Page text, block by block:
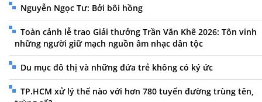
Nguyễn Ngọc Tư: Bởi bôi hồng
Toàn cảnh lễ trao Giải thưởng Trần Văn Khê 2026: Tôn vinh
những người giữ mạch nguồn âm nhạc dân tộc
Du mục đô thị và những đứa trẻ không có ký ức
TP.HCM xử lý thế nào với hơn 780 tuyến đường trùng tên,